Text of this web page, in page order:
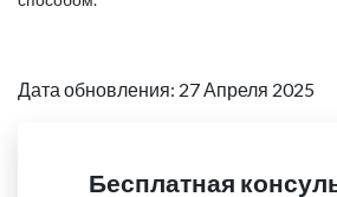
Дата обновления: 27 Апреля 2025
Бесплатная